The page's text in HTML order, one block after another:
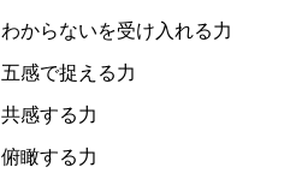
わからないを受け入れる力
五感で捉える力
共感する力
俯瞰する力